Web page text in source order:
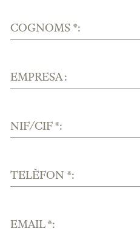
COGNOMS *:
EMPRESA :
NIF/CIF *:
TELÈFON *:
EMAIL *: